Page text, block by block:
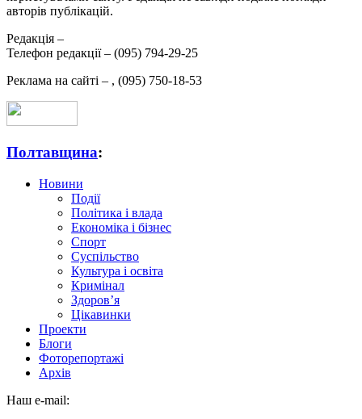
авторів публікацій.
Редакція –
Телефон редакції – (095) 794-29-25
Реклама на сайті – , (095) 750-18-53
Полтавщина:
Новини
Події
Політика і влада
Економіка і бізнес
Спорт
Суспільство
Культура і освіта
Кримінал
Здоров’я
Цікавинки
Проекти
Блоги
Фоторепортажі
Архів
Наш e-mail: